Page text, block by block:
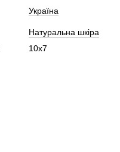
Україна
Натуральна шкіра
10х7